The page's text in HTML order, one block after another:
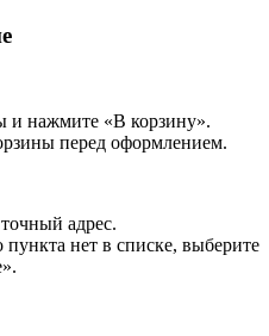
и нажмите «В корзину».
перед оформлением.
адрес.
нет в списке, выберите